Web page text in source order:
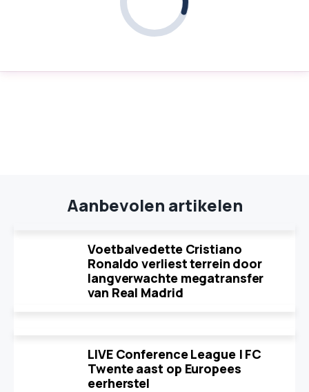
Aanbevolen artikelen
Voetbalvedette Cristiano
Ronaldo verliest terrein door
langverwachte megatransfer
van Real Madrid
LIVE Conference League | FC
Twente aast op Europees
eerherstel